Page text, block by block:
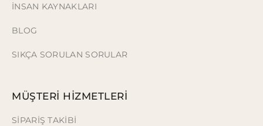
İNSAN KAYNAKLARI
BLOG
SIKÇA SORULAN SORULAR
MÜŞTERİ HİZMETLERİ
SİPARİŞ TAKİBİ